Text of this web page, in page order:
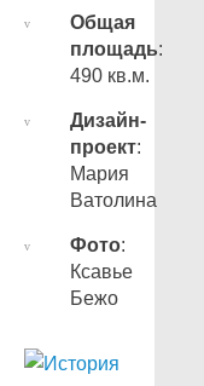
Общая
площадь:
490 кв.м.
Дизайн-
проект:
Мария
Ватолина
Фото:
Ксавье
Бежо